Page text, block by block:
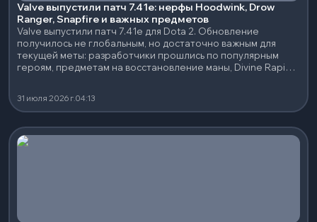
Valve выпустили патч 7.41e: нерфы Hoodwink, Drow
Ranger, Snapfire и важных предметов
Valve выпустили патч 7.41e для Dota 2. Обновление
получилось не глобальным, но достаточно важным для
текущей меты: разработчики прошлись по популярным
героям, предметам на восстановление маны, Divine Rapier
31 июля 2026 г.04:13